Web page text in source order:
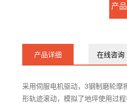
产
产品详细 在线咨询
采用伺服电机驱动，3钢制磨轮摩
形轨迹滚动，模拟了地坪使用过